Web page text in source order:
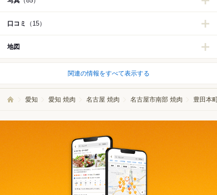
口コミ （15）
地図
関連の情報をすべて表示する
愛知 愛知 焼肉 名古屋 焼肉 名古屋市南部 焼肉 豊田本